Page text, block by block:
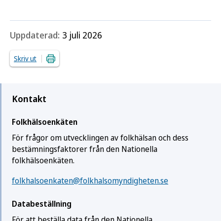
Uppdaterad: 3 juli 2026
Skriv ut
Kontakt
Folkhälsoenkäten
För frågor om utvecklingen av folkhälsan och dess
bestämningsfaktorer från den Nationella
folkhälsoenkäten.
folkhalsoenkaten@folkhalsomyndigheten.se
Databeställning